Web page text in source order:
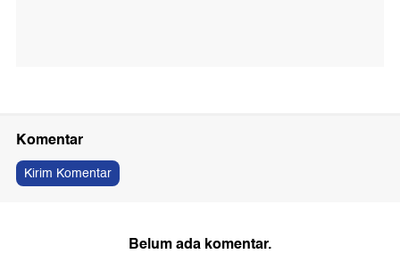
Komentar
Kirim Komentar
Belum ada komentar.